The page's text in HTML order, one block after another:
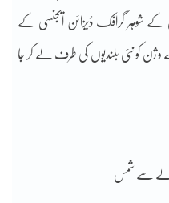
شوہر گرافک ڈیزائن ایجنسی کے
وژن کو نئی بلندیوں کی طرف لے کر جا
سے شمس